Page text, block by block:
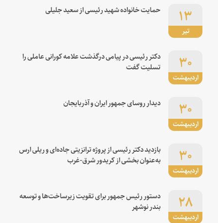
تیر
۱۳ حمایت خانواده شهید رئیسی از سعید جلیلی
اردیبهشت
۳۰
دکتر رئیسی در پیامی درگذشت علامه کورانی عاملی را
تسلیت گفت
اردیبهشت
۳۰ دیدار روسای جمهور ایران و آذربایجان
اردیبهشت
۳۰
بازدید دکتر رئیسی از پروژه ترانزیتی جاده‌ای و ریلی ارس
به‌عنوان بخشی از کریدور شرق-غرب
اردیبهشت
۲۸
دستور رئیس جمهور برای تقویت زیرساخت‌ها و توسعه
بندر نوشهر